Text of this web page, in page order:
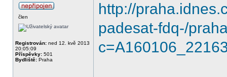
člen
Registrován: ned 12. kvě 2013
20:05:09
Příspěvky: 501
Bydliště: Praha
http://
padesat-fdq-/